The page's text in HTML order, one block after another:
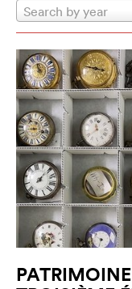
Search by year